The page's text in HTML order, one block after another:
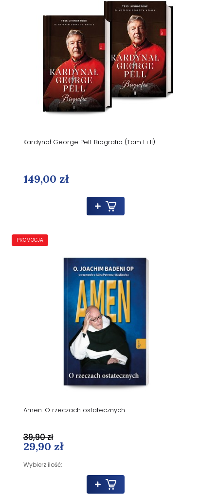
Kardynał George Pell. Biografia (Tom I i II)
149,00 zł
Amen. O rzeczach ostatecznych
29,90 zł
Wybierz ilość:
39,90 zł
PROMOCJA